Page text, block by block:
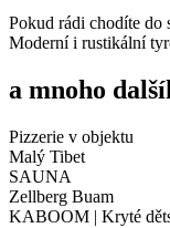
Pokud rádi chodíte do
Moderní i rustikální
a mnoho
Pizzerie v objektu
Malý Tibet
SAUNA
Zellberg Buam
KABOOM | Kryté